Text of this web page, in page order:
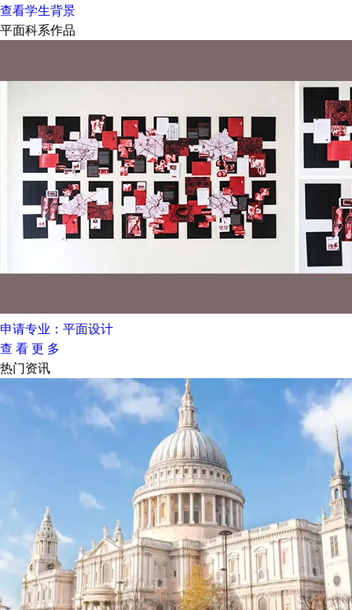
查看学生背景
平面科系作品
申请专业： 平面设计
查 看 更 多
热门资讯